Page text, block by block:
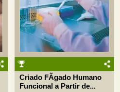
Criado FÃ­gado Humano
Funcional a Partir de...